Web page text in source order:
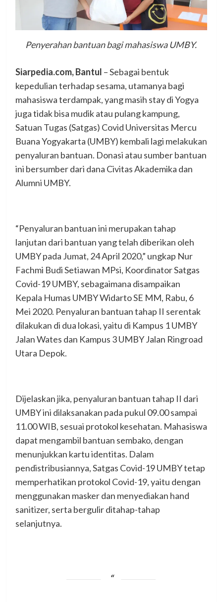
Penyerahan bantuan bagi mahasiswa UMBY.
Siarpedia.com, Bantul – Sebagai bentuk
kepedulian terhadap sesama, utamanya bagi
mahasiswa terdampak, yang masih stay di Yogya
juga tidak bisa mudik atau pulang kampung,
Satuan Tugas (Satgas) Covid Universitas Mercu
Buana Yogyakarta (UMBY) kembali lagi melakukan
penyaluran bantuan. Donasi atau sumber bantuan
ini bersumber dari dana Civitas Akademika dan
Alumni UMBY.
“Penyaluran bantuan ini merupakan tahap
lanjutan dari bantuan yang telah diberikan oleh
UMBY pada Jumat, 24 April 2020,” ungkap Nur
Fachmi Budi Setiawan MPsi, Koordinator Satgas
Covid-19 UMBY, sebagaimana disampaikan
Kepala Humas UMBY Widarto SE MM, Rabu, 6
Mei 2020. Penyaluran bantuan tahap II serentak
dilakukan di dua lokasi, yaitu di Kampus 1 UMBY
Jalan Wates dan Kampus 3 UMBY Jalan Ringroad
Utara Depok.
Dijelaskan jika, penyaluran bantuan tahap II dari
UMBY ini dilaksanakan pada pukul 09.00 sampai
11.00 WIB, sesuai protokol kesehatan. Mahasiswa
dapat mengambil bantuan sembako, dengan
menunjukkan kartu identitas. Dalam
pendistribusiannya, Satgas Covid-19 UMBY tetap
memperhatikan protokol Covid-19, yaitu dengan
menggunakan masker dan menyediakan hand
sanitizer, serta bergulir ditahap-tahap
selanjutnya.